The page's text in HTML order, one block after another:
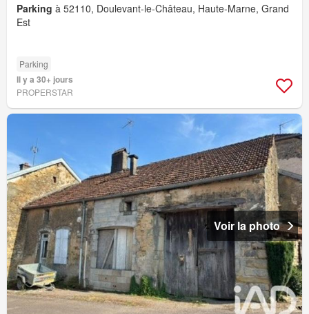
Parking à 52110, Doulevant-le-Château, Haute-Marne, Grand
Est
Parking
Il y a 30+ jours
PROPERSTAR
Voir la photo